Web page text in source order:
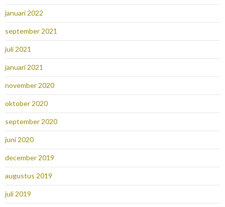
januari 2022
september 2021
juli 2021
januari 2021
november 2020
oktober 2020
september 2020
juni 2020
december 2019
augustus 2019
juli 2019